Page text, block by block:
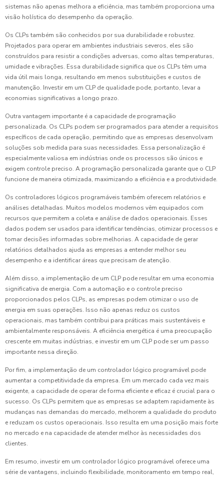
sistemas não apenas melhora a eficiência, mas também proporciona uma
visão holística do desempenho da operação.
Os CLPs também são conhecidos por sua durabilidade e robustez.
Projetados para operar em ambientes industriais severos, eles são
construídos para resistir a condições adversas, como altas temperaturas,
umidade e vibrações. Essa durabilidade significa que os CLPs têm uma
vida útil mais longa, resultando em menos substituições e custos de
manutenção. Investir em um CLP de qualidade pode, portanto, levar a
economias significativas a longo prazo.
Outra vantagem importante é a capacidade de programação
personalizada. Os CLPs podem ser programados para atender a requisitos
específicos de cada operação, permitindo que as empresas desenvolvam
soluções sob medida para suas necessidades. Essa personalização é
especialmente valiosa em indústrias onde os processos são únicos e
exigem controle preciso. A programação personalizada garante que o CLP
funcione de maneira otimizada, maximizando a eficiência e a produtividade.
Os controladores lógicos programáveis também oferecem relatórios e
análises detalhadas. Muitos modelos modernos vêm equipados com
recursos que permitem a coleta e análise de dados operacionais. Esses
dados podem ser usados para identificar tendências, otimizar processos e
tomar decisões informadas sobre melhorias. A capacidade de gerar
relatórios detalhados ajuda as empresas a entender melhor seu
desempenho e a identificar áreas que precisam de atenção.
Além disso, a implementação de um CLP pode resultar em uma economia
significativa de energia. Com a automação e o controle preciso
proporcionados pelos CLPs, as empresas podem otimizar o uso de
energia em suas operações. Isso não apenas reduz os custos
operacionais, mas também contribui para práticas mais sustentáveis e
ambientalmente responsáveis. A eficiência energética é uma preocupação
crescente em muitas indústrias, e investir em um CLP pode ser um passo
importante nessa direção.
Por fim, a implementação de um controlador lógico programável pode
aumentar a competitividade da empresa. Em um mercado cada vez mais
exigente, a capacidade de operar de forma eficiente e eficaz é crucial para o
sucesso. Os CLPs permitem que as empresas se adaptem rapidamente às
mudanças nas demandas do mercado, melhorem a qualidade do produto
e reduzam os custos operacionais. Isso resulta em uma posição mais forte
no mercado e na capacidade de atender melhor às necessidades dos
clientes.
Em resumo, investir em um controlador lógico programável oferece uma
série de vantagens, incluindo flexibilidade, monitoramento em tempo real,